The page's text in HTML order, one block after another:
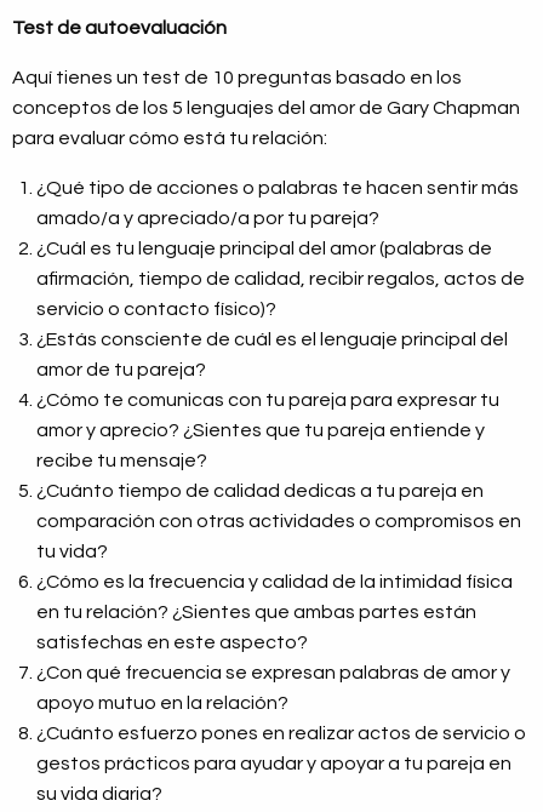
Test de autoevaluación
Aquí tienes un test de 10 preguntas basado en los
conceptos de los 5 lenguajes del amor de Gary Chapman
para evaluar cómo está tu relación:
¿Qué tipo de acciones o palabras te hacen sentir más
amado/a y apreciado/a por tu pareja?
¿Cuál es tu lenguaje principal del amor (palabras de
afirmación, tiempo de calidad, recibir regalos, actos de
servicio o contacto físico)?
¿Estás consciente de cuál es el lenguaje principal del
amor de tu pareja?
¿Cómo te comunicas con tu pareja para expresar tu
amor y aprecio? ¿Sientes que tu pareja entiende y
recibe tu mensaje?
¿Cuánto tiempo de calidad dedicas a tu pareja en
comparación con otras actividades o compromisos en
tu vida?
¿Cómo es la frecuencia y calidad de la intimidad física
en tu relación? ¿Sientes que ambas partes están
satisfechas en este aspecto?
¿Con qué frecuencia se expresan palabras de amor y
apoyo mutuo en la relación?
¿Cuánto esfuerzo pones en realizar actos de servicio o
gestos prácticos para ayudar y apoyar a tu pareja en
su vida diaria?